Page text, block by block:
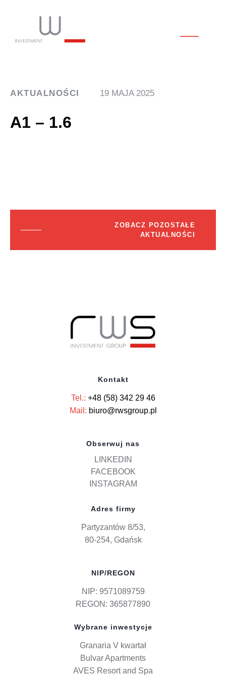
AKTUALNOŚCI 19 MAJA 2025
A1 – 1.6
ZOBACZ POZOSTAŁE
AKTUALNOŚCI
Kontakt
Tel.: +48 (58) 342 29 46
Mail: biuro@rwsgroup.pl
Obserwuj nas
LINKEDIN
FACEBOOK
INSTAGRAM
Adres firmy
Partyzantów 8/53,
80-254, Gdańsk
NIP/REGON
NIP: 9571089759
REGON: 365877890
Wybrane inwestycje
Granaria V kwartał
Bulvar Apartments
AVES Resort and Spa